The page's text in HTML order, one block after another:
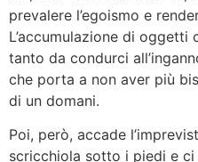
prevalere l’egoismo e
L’accumulazione di
tanto da condurci
che porta a non aver più
di un domani.
Poi, però, accade
scricchiola sotto i piedi e